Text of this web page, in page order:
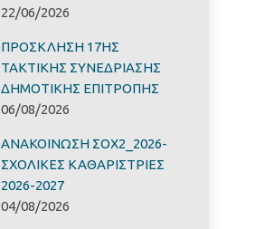
22/06/2026
ΠΡΟΣΚΛΗΣΗ 17ΗΣ
ΤΑΚΤΙΚΗΣ ΣΥΝΕΔΡΙΑΣΗΣ
ΔΗΜΟΤΙΚΗΣ ΕΠΙΤΡΟΠΗΣ
06/08/2026
ΑΝΑΚΟΙΝΩΣΗ ΣΟΧ2_2026-
ΣΧΟΛΙΚΕΣ ΚΑΘΑΡΙΣΤΡΙΕΣ
2026-2027
04/08/2026